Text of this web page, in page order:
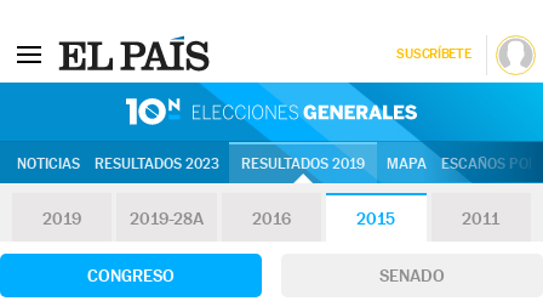
SUSCRÍBETE
NOTICIAS RESULTADOS 2023 RESULTADOS 2019 MAPA ESCAÑOS
2019 2019-28A 2016 2015 2011
CONGRESO SENADO